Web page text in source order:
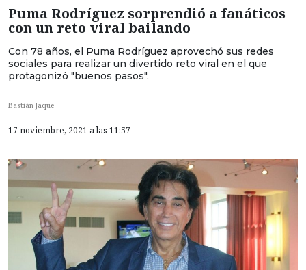
Puma Rodríguez sorprendió a fanáticos
con un reto viral bailando
Con 78 años, el Puma Rodríguez aprovechó sus redes
sociales para realizar un divertido reto viral en el que
protagonizó "buenos pasos".
Bastián Jaque
17 noviembre, 2021 a las 11:57